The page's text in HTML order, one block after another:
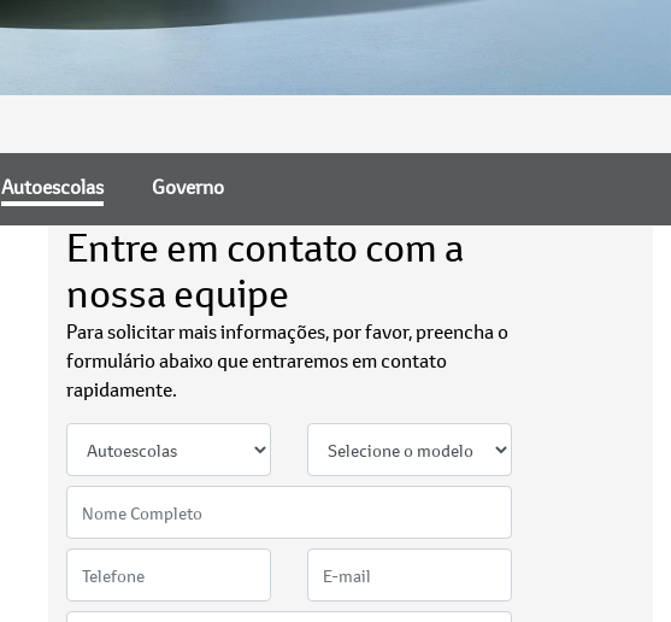
Autoescolas Governo
Entre em contato com a
nossa equipe
Para solicitar mais informações, por favor, preencha o
formulário abaixo que entraremos em contato
rapidamente.